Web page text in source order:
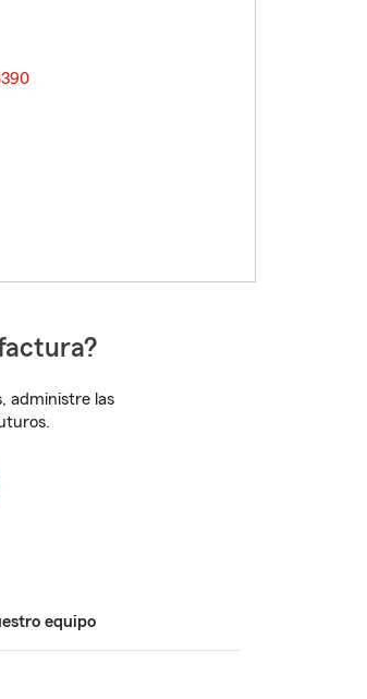
administre las
equipo